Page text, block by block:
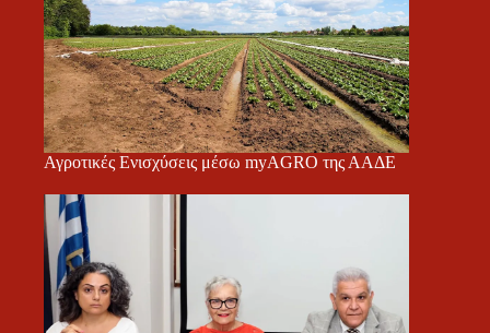
Αγροτικές Ενισχύσεις μέσω myAGRO της ΑΑΔΕ